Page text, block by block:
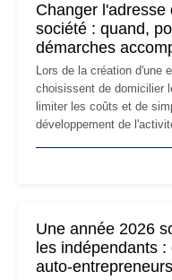
Changer
société : quand,
démarches
Lors de la création d'une
choisissent de domicilier
limiter les coûts et de
développement de
professionnels,
Une année 2026
les indépendants
auto-entrepreneurs